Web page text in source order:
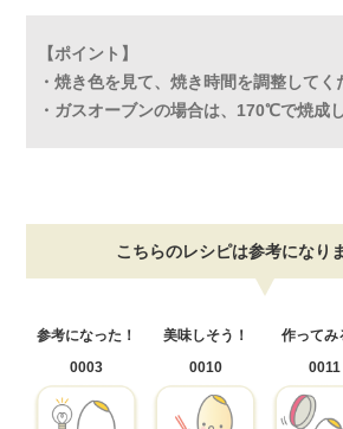
【ポイント】
・焼き色を見て、焼き時間を調整してく
・ガスオーブンの場合は、170℃で焼成
こちらのレシピは参考になり
参考になった！
0003
美味しそう！
0010
作ってみ
0011